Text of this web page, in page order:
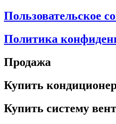
Пользовательское
Политика
Продажа
Купить
Купить систему